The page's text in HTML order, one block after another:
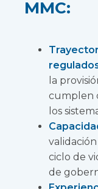
MMC:
la
cumplen
los
ciclo de
de